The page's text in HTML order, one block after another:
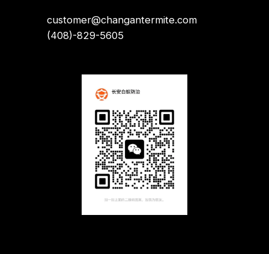
customer@changantermite.com
(408)-829-5605